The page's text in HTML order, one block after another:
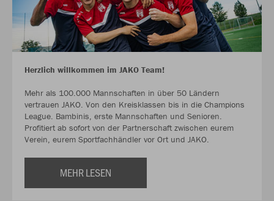
Herzlich willkommen im JAKO Team!
Mehr als 100.000 Mannschaften in über 50 Ländern
vertrauen JAKO. Von den Kreisklassen bis in die Champions
League. Bambinis, erste Mannschaften und Senioren.
Profitiert ab sofort von der Partnerschaft zwischen eurem
Verein, eurem Sportfachhändler vor Ort und JAKO.
MEHR LESEN